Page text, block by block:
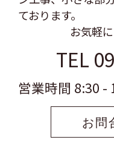
ております。
お気軽
TEL
営業時間 8:30 -
お問